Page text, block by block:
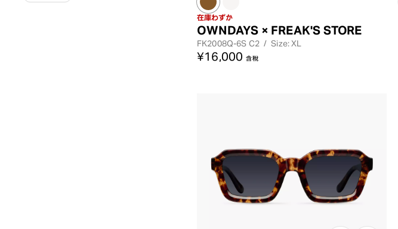
在庫わずか
OWNDAYS × FREAK'S STORE
FK2008Q-6S C2 / Size: XL
¥16,000 含稅